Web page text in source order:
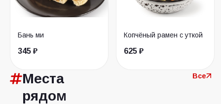
Бань ми
345 ₽
Копчёный рамен с уткой
625 ₽
Места
рядом
Все